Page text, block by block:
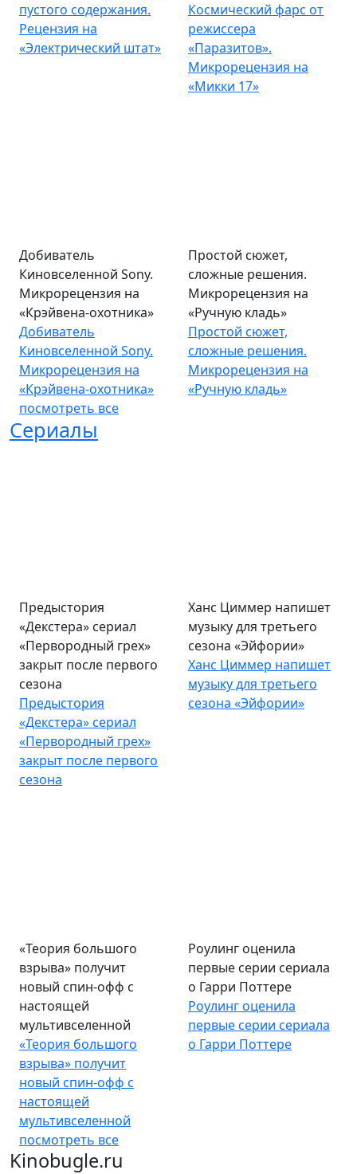
пустого содержания.
Рецензия на
«Электрический штат»
Космический фарс от
режиссера
«Паразитов».
Микрорецензия на
«Микки 17»
Добиватель
Киновселенной Sony.
Микрорецензия на
«Крэйвена-охотника»
Добиватель
Киновселенной Sony.
Микрорецензия на
«Крэйвена-охотника»
Простой сюжет,
сложные решения.
Микрорецензия на
«Ручную кладь»
Простой сюжет,
сложные решения.
Микрорецензия на
«Ручную кладь»
посмотреть все
Сериалы
Предыстория
«Декстера» сериал
«Первородный грех»
закрыт после первого
сезона
Предыстория
«Декстера» сериал
«Первородный грех»
закрыт после первого
сезона
Ханс Циммер напишет
музыку для третьего
сезона «Эйфории»
Ханс Циммер напишет
музыку для третьего
сезона «Эйфории»
«Теория большого
взрыва» получит
новый спин-офф с
настоящей
мультивселенной
«Теория большого
взрыва» получит
новый спин-офф с
настоящей
мультивселенной
Роулинг оценила
первые серии сериала
о Гарри Поттере
Роулинг оценила
первые серии сериала
о Гарри Поттере
посмотреть все
Kinobugle.ru